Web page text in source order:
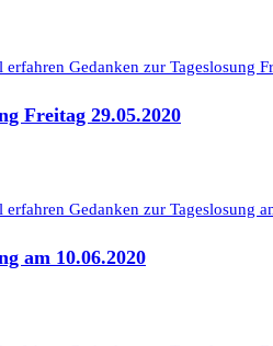
Freitag 29.05.2020
am 10.06.2020